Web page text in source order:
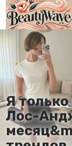
Главная
En
Es
Ru
It
Я только
Лос-